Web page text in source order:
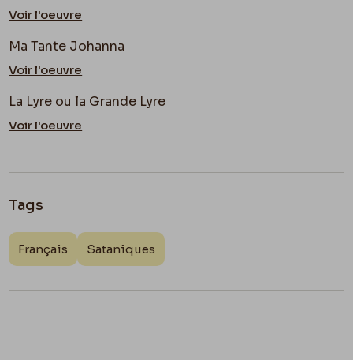
Voir l'oeuvre
Ma Tante Johanna
Voir l'oeuvre
La Lyre ou la Grande Lyre
Voir l'oeuvre
Tags
Français Sataniques